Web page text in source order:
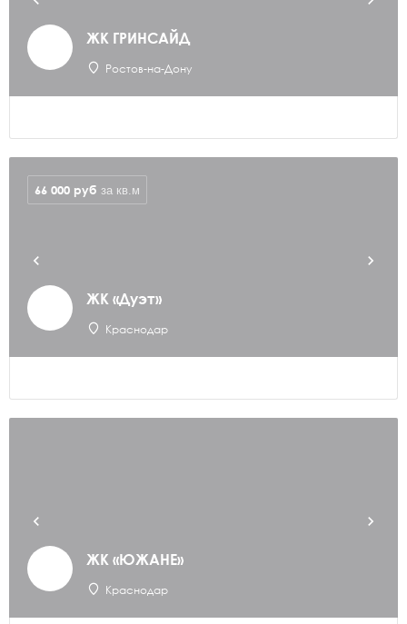
ЖК ГРИНСАЙД
Ростов-на-Дону
ЖК «Дуэт»
Краснодар
66 000 руб за кв.м
ЖК «ЮЖАНЕ»
Краснодар